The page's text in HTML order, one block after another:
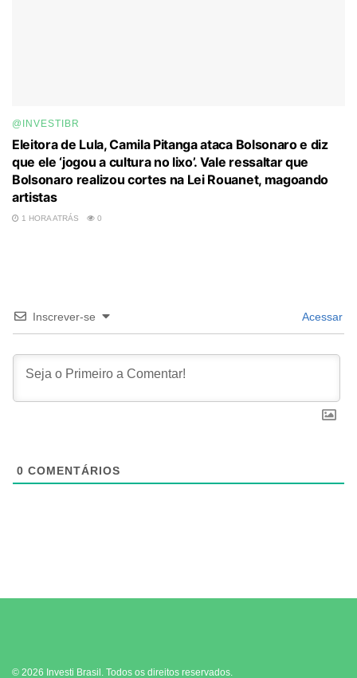
@INVESTIBR
Eleitora de Lula, Camila Pitanga ataca Bolsonaro e diz
que ele ‘jogou a cultura no lixo’. Vale ressaltar que
Bolsonaro realizou cortes na Lei Rouanet, magoando
artistas
1 HORA ATRÁS 0
Inscrever-se Acessar
0 COMENTÁRIOS
© 2026 Investi Brasil. Todos os direitos reservados.